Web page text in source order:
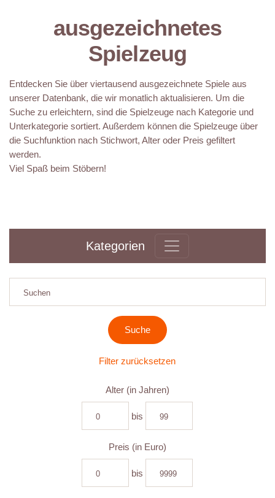
ausgezeichnetes
Spielzeug
Entdecken Sie über viertausend ausgezeichnete Spiele aus
unserer Datenbank, die wir monatlich aktualisieren. Um die
Suche zu erleichtern, sind die Spielzeuge nach Kategorie und
Unterkategorie sortiert. Außerdem können die Spielzeuge über
die Suchfunktion nach Stichwort, Alter oder Preis gefiltert
werden.
Viel Spaß beim Stöbern!
Kategorien
Filter zurücksetzen
Alter (in Jahren)
bis
Preis (in Euro)
bis